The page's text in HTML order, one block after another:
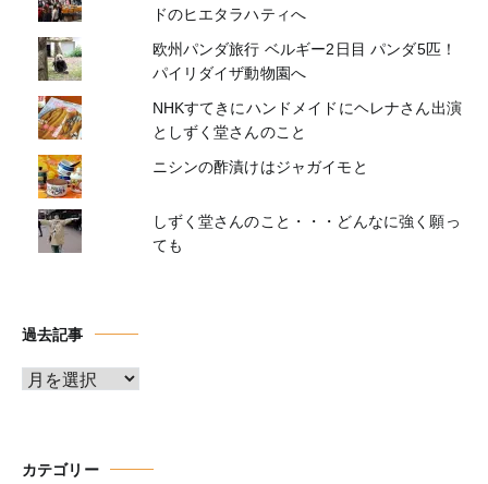
ドのヒエタラハティへ
欧州パンダ旅行 ベルギー2日目 パンダ5匹！
パイリダイザ動物園へ
NHKすてきにハンドメイドにヘレナさん出演
としずく堂さんのこと
ニシンの酢漬けはジャガイモと
しずく堂さんのこと・・・どんなに強く願っ
ても
過去記事
ア
ブ
カテゴリー